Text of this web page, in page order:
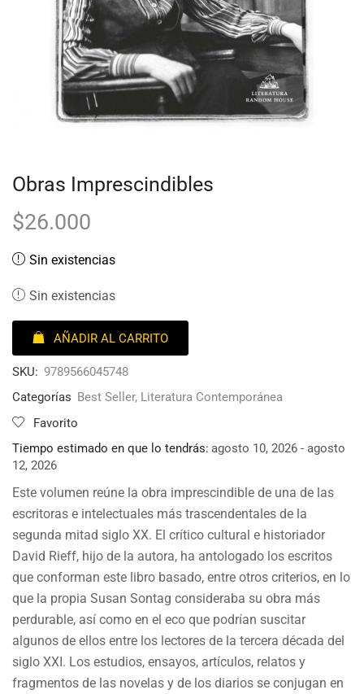
Obras Imprescindibles
$26.000
Sin existencias
Sin existencias
AÑADIR AL CARRITO
SKU: 9789566045748
Categorías Best Seller, Literatura Contemporánea
Favorito
Tiempo estimado en que lo tendrás: agosto 10, 2026 - agosto
12, 2026
Este volumen reúne la obra imprescindible de una de las
escritoras e intelectuales más trascendentales de la
segunda mitad siglo XX. El crítico cultural e historiador
David Rieff, hijo de la autora, ha antologado los escritos
que conforman este libro basado, entre otros criterios, en lo
que la propia Susan Sontag consideraba su obra más
perdurable, así como en el eco que podrían suscitar
algunos de ellos entre los lectores de la tercera década del
siglo XXI. Los estudios, ensayos, artículos, relatos y
fragmentos de las novelas y de los diarios se conjugan en